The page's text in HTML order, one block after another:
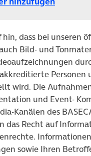
dass bei unseren
Bild- und
Personen
wird. Die
und Event-
Kanälen des
das Recht auf
sowie Ihren